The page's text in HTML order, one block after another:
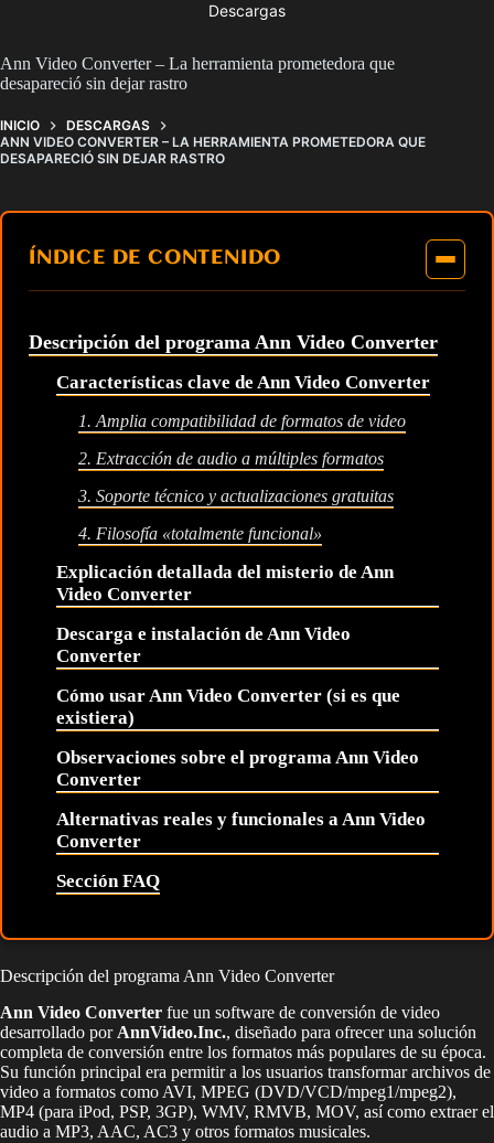
Descargas
Ann Video Converter – La herramienta prometedora que
desapareció sin dejar rastro
INICIO
DESCARGAS
ANN VIDEO CONVERTER – LA HERRAMIENTA PROMETEDORA QUE
DESAPARECIÓ SIN DEJAR RASTRO
ÍNDICE DE CONTENIDO
Descripción del programa Ann Video Converter
Características clave de Ann Video Converter
1. Amplia compatibilidad de formatos de video
2. Extracción de audio a múltiples formatos
3. Soporte técnico y actualizaciones gratuitas
4. Filosofía «totalmente funcional»
Explicación detallada del misterio de Ann
Video Converter
Descarga e instalación de Ann Video
Converter
Cómo usar Ann Video Converter (si es que
existiera)
Observaciones sobre el programa Ann Video
Converter
Alternativas reales y funcionales a Ann Video
Converter
Sección FAQ
Descripción del programa Ann Video Converter
Ann Video Converter fue un software de conversión de video
desarrollado por AnnVideo.Inc., diseñado para ofrecer una solución
completa de conversión entre los formatos más populares de su época.
Su función principal era permitir a los usuarios transformar archivos de
video a formatos como AVI, MPEG (DVD/VCD/mpeg1/mpeg2),
MP4 (para iPod, PSP, 3GP), WMV, RMVB, MOV, así como extraer el
audio a MP3, AAC, AC3 y otros formatos musicales.